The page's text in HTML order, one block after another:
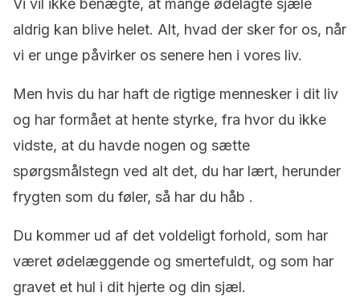
Vi vil ikke benægte, at mange ødelagte sjæle
aldrig kan blive helet. Alt, hvad der sker for os, når
vi er unge påvirker os senere hen i vores liv.
Men hvis du har haft de rigtige mennesker i dit liv
og har formået at hente styrke, fra hvor du ikke
vidste, at du havde nogen og sætte
spørgsmålstegn ved alt det, du har lært, herunder
frygten som du føler, så har du håb .
Du kommer ud af det voldeligt forhold, som har
været ødelæggende og smertefuldt, og som har
gravet et hul i dit hjerte og din sjæl.